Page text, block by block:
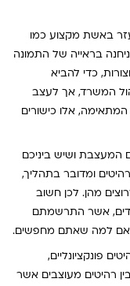
באשת מקצוע כמו
בראייה של התמונה
כדי להביא
המשרד, אך לעצב
המתאימה, אלו כישורים
המעצבת ושיש ביניכם
ומדובר בתהליך,
מהן. לכן חשוב
אשר התרשמתם
למה שאתם מחפשים.
פונקציונליים,
רהיטים מעוצבים אשר